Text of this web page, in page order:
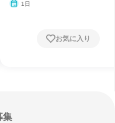
1日
お気に入り
集